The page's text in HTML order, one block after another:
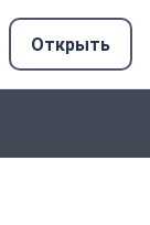
Открыть